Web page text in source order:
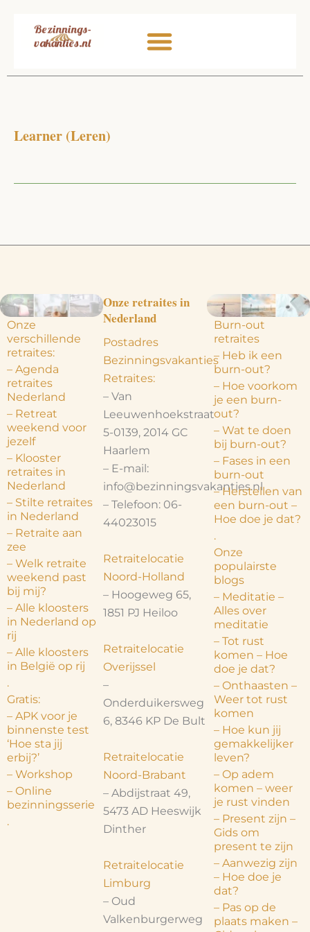
Learner (Leren)
Onze
verschillende
retraites:
– Agenda
retraites
Nederland
– Retreat
weekend voor
jezelf
– Klooster
retraites in
Nederland
– Stilte retraites
in Nederland
– Retraite aan
zee
– Welk retraite
weekend past
bij mij?
– Alle kloosters
in Nederland op
rij
– Alle kloosters
in België op rij
.
Gratis:
– APK voor je
binnenste test
‘Hoe sta jij
erbij?’
– Workshop
– Online
bezinningsserie
.
Onze retraites in
Nederland
Postadres
Bezinningsvakanties
Retraites:
– Van
Leeuwenhoekstraat
5-0139, 2014 GC
Haarlem
– E-mail:
info@bezinningsvakanties.nl
– Telefoon: 06-
44023015
Retraitelocatie
Noord-Holland
– Hoogeweg 65,
1851 PJ Heiloo
Retraitelocatie
Overijssel
–
Onderduikersweg
6, 8346 KP De Bult
Retraitelocatie
Noord-Brabant
– Abdijstraat 49,
5473 AD Heeswijk
Dinther
Retraitelocatie
Limburg
– Oud
Valkenburgerweg
Burn-out
retraites
– Heb ik een
burn-out?
– Hoe voorkom
je een burn-
out?
– Wat te doen
bij burn-out?
– Fases in een
burn-out
– Herstellen van
een burn-out –
Hoe doe je dat?
.
Onze
populairste
blogs
– Meditatie –
Alles over
meditatie
– Tot rust
komen – Hoe
doe je dat?
– Onthaasten –
Weer tot rust
komen
– Hoe kun jij
gemakkelijker
leven?
– Op adem
komen – weer
je rust vinden
– Present zijn –
Gids om
present te zijn
– Aanwezig zijn
– Hoe doe je
dat?
– Pas op de
plaats maken –